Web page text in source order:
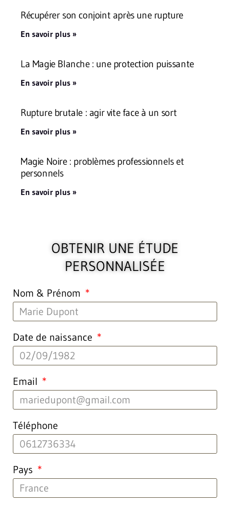
Récupérer son conjoint après une rupture
En savoir plus »
La Magie Blanche : une protection puissante
En savoir plus »
Rupture brutale : agir vite face à un sort
En savoir plus »
Magie Noire : problèmes professionnels et
personnels
En savoir plus »
OBTENIR UNE ÉTUDE
PERSONNALISÉE
Nom & Prénom
Date de naissance
Email
Téléphone
Pays